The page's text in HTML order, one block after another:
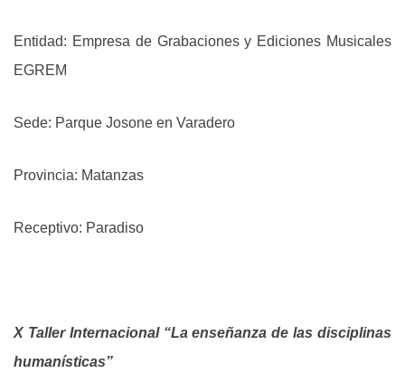
Entidad: Empresa de Grabaciones y Ediciones Musicales
EGREM
Sede: Parque Josone en Varadero
Provincia: Matanzas
Receptivo: Paradiso
X Taller Internacional “La enseñanza de las disciplinas
humanísticas”